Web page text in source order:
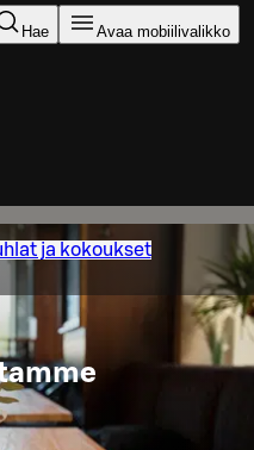
Hae Avaa mobiilivalikko
ja kokoukset